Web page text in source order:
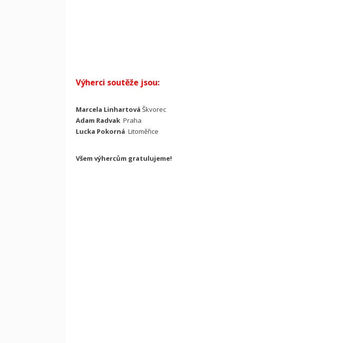
Výherci soutěže jsou:
Marcela Linhartová Škvorec
Adam Radvak Praha
Lucka Pokorná Litoměřice
Všem výhercům gratulujeme!